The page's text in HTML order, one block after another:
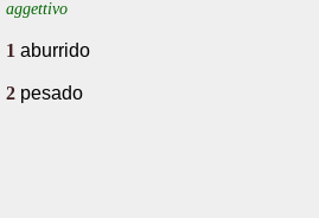
aggettivo
1 aburrido
2 pesado